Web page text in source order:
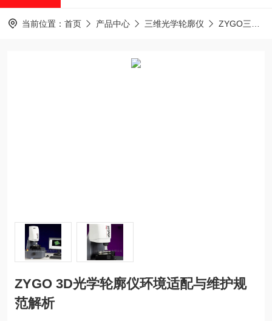
当前位置： 首页 产品中心 三维光学轮廓仪 ZYGO三维光学轮廓仪
ZYGO 3D光学轮廓仪环境适配与维护规
范解析